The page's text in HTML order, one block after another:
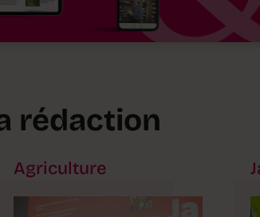
rédaction
Agriculture